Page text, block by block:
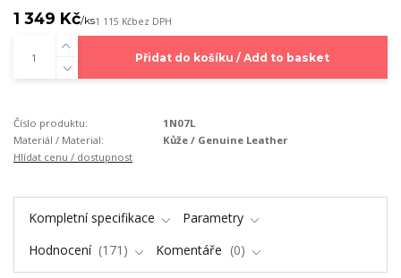
1 349 Kč/ks1 115 Kčbez DPH
Přidat do košíku / Add to basket
Číslo produktu:
1N07L
Materiál / Material:
Kůže / Genuine Leather
Hlídat cenu / dostupnost
Kompletní specifikace
Parametry
Hodnocení
171 Komentáře 0